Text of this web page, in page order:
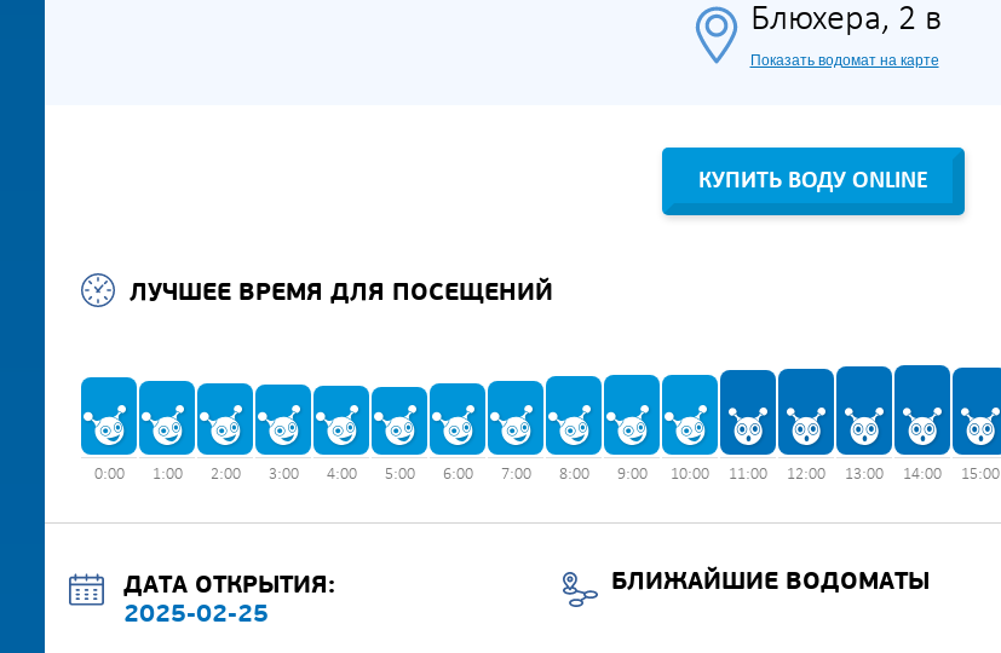
Блюхера, 2 в
Показать водомат на карте
КУПИТЬ ВОДУ ONLINE
ЛУЧШЕЕ ВРЕМЯ ДЛЯ ПОСЕЩЕНИЙ
0:00 1:00 2:00 3:00 4:00 5:00 6:00 7:00 8:00 9:00 10:00 11:00 12:00 13:00 14:00 15:00
ДАТА ОТКРЫТИЯ:
2025-02-25
БЛИЖАЙШИЕ ВОДОМАТЫ